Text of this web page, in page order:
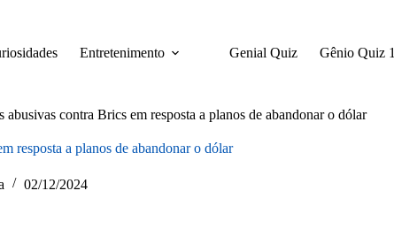
Entretenimento Genial Quiz Gênio Quiz 1
abusivas contra Brics em resposta a planos de abandonar o dólar
resposta a planos de abandonar o dólar
02/12/2024